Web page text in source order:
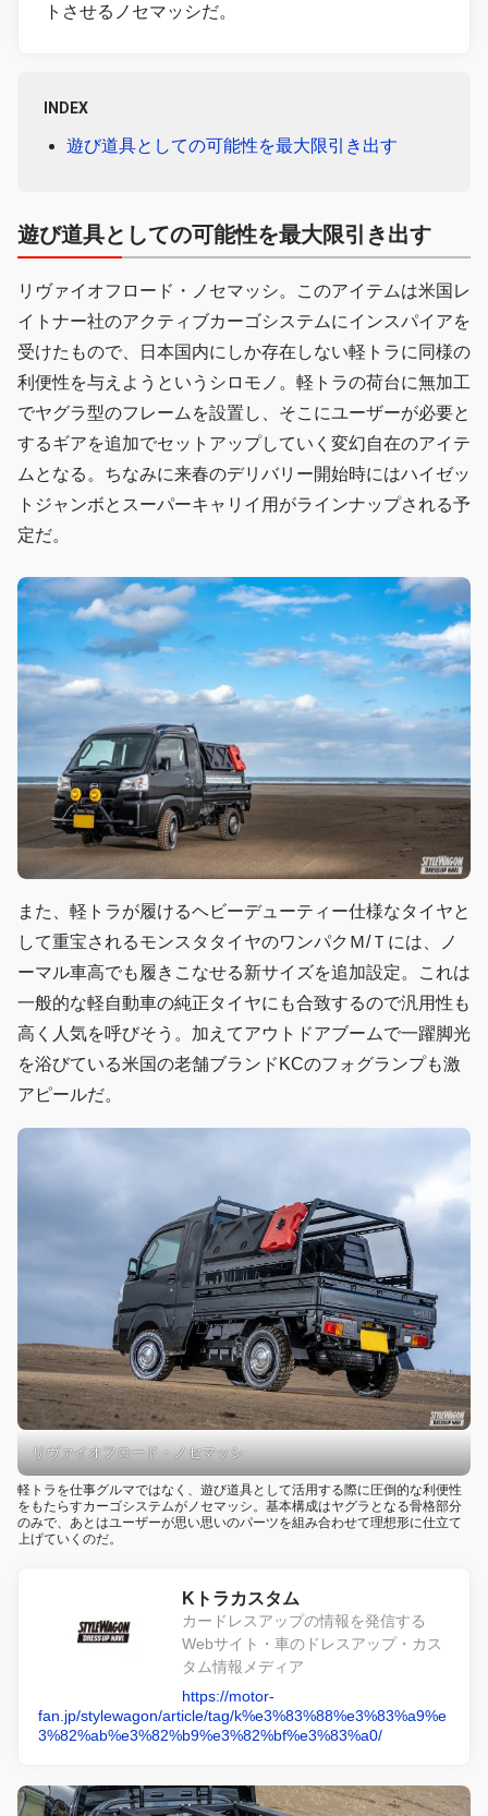
トさせるノセマッシだ。
INDEX
遊び道具としての可能性を最大限引き出す
遊び道具としての可能性を最大限引き出す
リヴァイオフロード・ノセマッシ。このアイテムは米国レ
イトナー社のアクティブカーゴシステムにインスパイアを
受けたもので、日本国内にしか存在しない軽トラに同様の
利便性を与えようというシロモノ。軽トラの荷台に無加工
でヤグラ型のフレームを設置し、そこにユーザーが必要と
するギアを追加でセットアップしていく変幻自在のアイテ
ムとなる。ちなみに来春のデリバリー開始時にはハイゼッ
トジャンボとスーパーキャリイ用がラインナップされる予
定だ。
また、軽トラが履けるヘビーデューティー仕様なタイヤと
して重宝されるモンスタタイヤのワンパクＭ/Ｔには、ノ
ーマル車高でも履きこなせる新サイズを追加設定。これは
一般的な軽自動車の純正タイヤにも合致するので汎用性も
高く人気を呼びそう。加えてアウトドアブームで一躍脚光
を浴びている米国の老舗ブランドKCのフォグランプも激
アピールだ。
リヴァイオフロード・ノセマッシ
軽トラを仕事グルマではなく、遊び道具として活用する際に圧倒的な利便性
をもたらすカーゴシステムがノセマッシ。基本構成はヤグラとなる骨格部分
のみで、あとはユーザーが思い思いのパーツを組み合わせて理想形に仕立て
上げていくのだ。
Kトラカスタム
カードレスアップの情報を発信する
Webサイト・車のドレスアップ・カス
タム情報メディア
https://motor-
fan.jp/stylewagon/article/tag/k%e3%83%88%e3%83%a9%e
3%82%ab%e3%82%b9%e3%82%bf%e3%83%a0/